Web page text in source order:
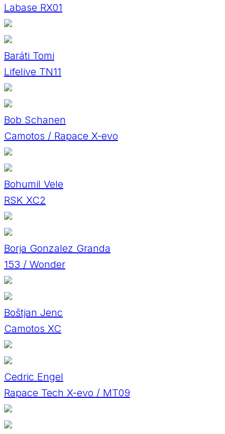
Labase RX01
Baráti Tomi
Lifelive TN11
Bob Schanen
Camotos / Rapace X-evo
Bohumil Vele
RSK XC2
Borja Gonzalez Granda
153 / Wonder
Boštjan Jenc
Camotos XC
Cedric Engel
Rapace Tech X-evo / MT09